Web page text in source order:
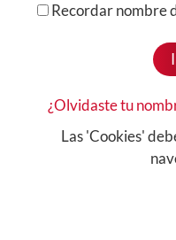
Recordar nombre
¿Olvidaste tu
Las 'Cookies'